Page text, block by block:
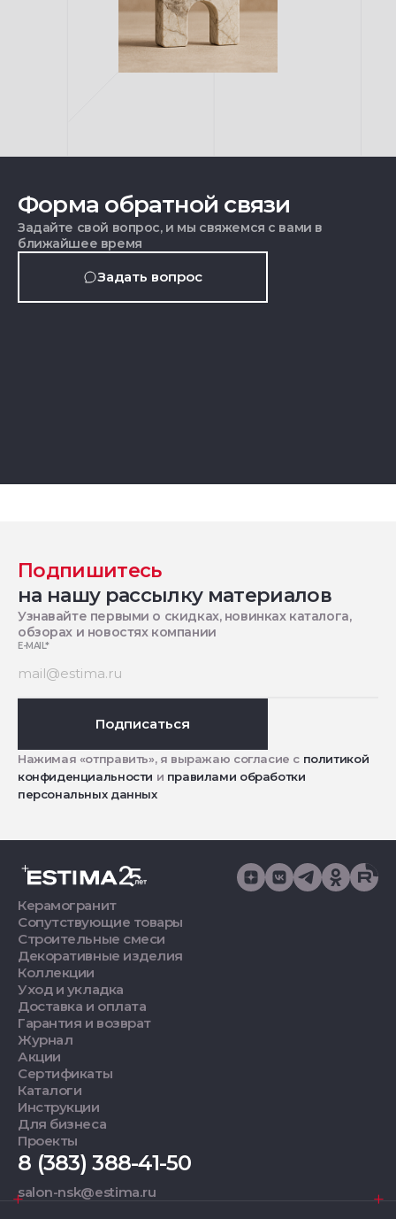
Форма обратной связи
Задайте свой вопрос, и мы свяжемся с вами в
ближайшее время
Задать вопрос
Подпишитесь
на нашу рассылку материалов
Узнавайте первыми о скидках, новинках каталога,
обзорах и новостях компании
E-MAIL*
Подписаться
Нажимая «отправить», я выражаю согласие с политикой
конфиденциальности и правилами обработки
персональных данных
Керамогранит
Сопутствующие товары
Строительные смеси
Декоративные изделия
Коллекции
Уход и укладка
Доставка и оплата
Гарантия и возврат
Журнал
Акции
Сертификаты
Каталоги
Инструкции
Для бизнеса
Проекты
8 (383) 388-41-50
salon-nsk@estima.ru